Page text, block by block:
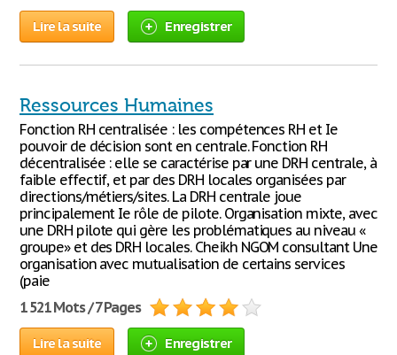
Lire la suite Enregistrer
Ressources Humaines
Fonction RH centralisée : les compétences RH et Ie
pouvoir de décision sont en centrale. Fonction RH
décentralisée : elle se caractérise par une DRH centrale, à
faible effectif, et par des DRH locales organisées par
directions/métiers/sites. La DRH centrale joue
principalement Ie rôle de pilote. Organisation mixte, avec
une DRH pilote qui gère les problématiques au niveau «
groupe» et des DRH locales. Cheikh NGOM consultant Une
organisation avec mutualisation de certains services
(paie
1 521 Mots / 7 Pages
Lire la suite Enregistrer